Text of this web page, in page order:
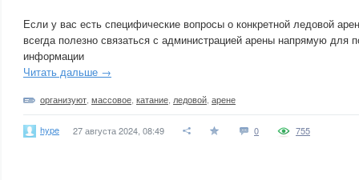
Если у вас есть специфические вопросы о конкретной ледовой
всегда полезно связаться с администрацией арены напрямую для
информации
Читать дальше →
организуют массовое катание ледовой арене
hype 27 августа 2024, 08:49 0 755